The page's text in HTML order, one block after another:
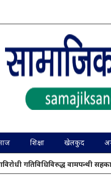
शिक्षा खेलकुद
गतिविधिविरुद्ध वामपन्थी सहकार्य